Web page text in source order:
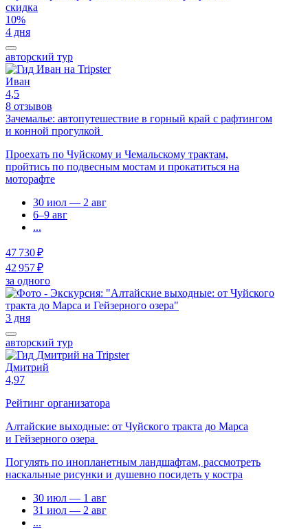
скидка
10%
4 дня
авторский тур
Иван
4,5
8 отзывов
Зачемалье: автопутешествие в горный край с рафтингом
и конной прогулкой
Проехать по Чуйскому и Чемальскому трактам,
пройтись по подвесным мостам и прокатиться на
моторафте
30 июл — 2 авг
6–9 авг
...
47 730 ₽
42 957 ₽
за одного
3 дня
авторский тур
Дмитрий
4,97
Рейтинг организатора
Алтайские выходные: от Чуйского тракта до Марса
и Гейзерного озера
Погулять по инопланетным ландшафтам, рассмотреть
наскальные рисунки и душевно посидеть у костра
30 июл — 1 авг
31 июл — 2 авг
...